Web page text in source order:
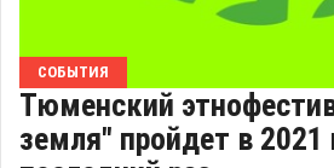
СОБЫТИЯ
Тюменский
земля" пройдет в 2021